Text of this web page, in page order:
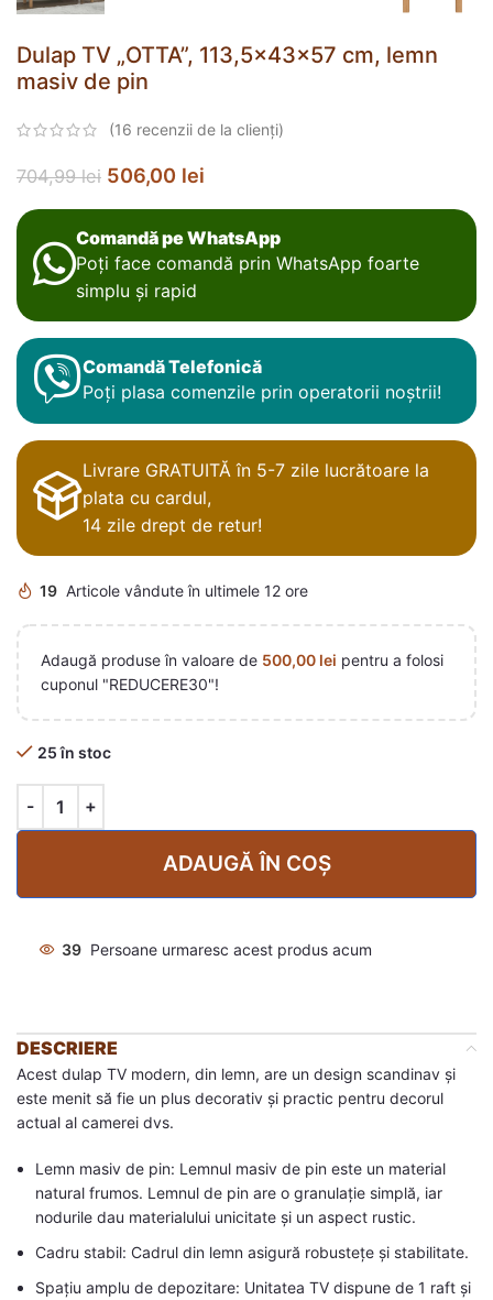
Dulap TV „OTTA”, 113,5x43x57 cm, lemn
masiv de pin
(16 recenzii de la clienți)
704,99lei 506,00 lei
Comandă pe WhatsApp
Poți face comandă prin WhatsApp foarte
simplu și rapid
Comandă Telefonică
Poți plasa comenzile prin operatorii noștrii!
Livrare GRATUITĂ în 5-7 zile lucrătoare la
plata cu cardul,
14 zile drept de retur!
19 Articole vândute în ultimele 12 ore
Adaugă produse în valoare de 500,00 lei pentru a folosi
cuponul "REDUCERE30"!
25 în stoc
ADAUGĂ ÎN COȘ
39 Persoane urmaresc acest produs acum
DESCRIERE
Acest dulap TV modern, din lemn, are un design scandinav și
este menit să fie un plus decorativ și practic pentru decorul
actual al camerei dvs.
Lemn masiv de pin: Lemnul masiv de pin este un material
natural frumos. Lemnul de pin are o granulație simplă, iar
nodurile dau materialului unicitate și un aspect rustic.
Cadru stabil: Cadrul din lemn asigură robustețe și stabilitate.
Spațiu amplu de depozitare: Unitatea TV dispune de 1 raft și